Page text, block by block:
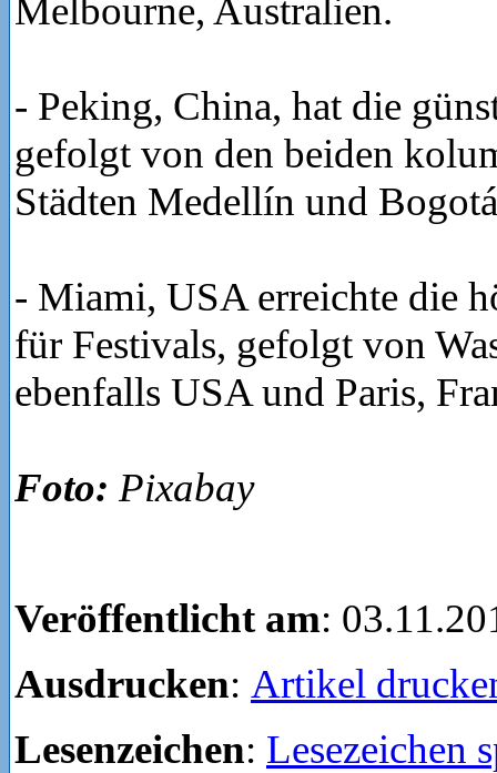
Melbourne, Australien.
- Peking, China, hat die
gefolgt von den beiden
Städten Medellín und
- Miami, USA erreichte die
für Festivals, gefolgt von
ebenfalls USA und Paris,
Foto: Pixabay
Veröffentlicht am:
Ausdrucken: Artikel
Lesenzeichen: Lesezeichen